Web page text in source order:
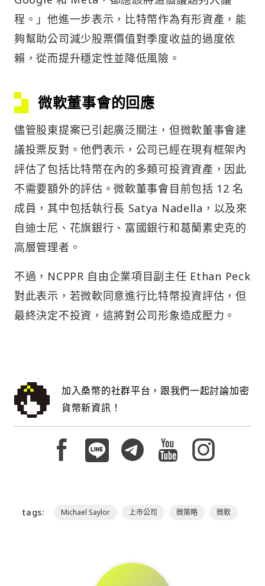
程。」他進一步表示，比特幣作為有形資產，能
夠幫助公司減少股票價值對季度收益的過度依
賴，從而提升穩定性並降低風險。
微軟董事會的回應
儘管股東提案已引起廣泛關注，但微軟董事會建
議投票反對。他們表示，公司已經在現有框架內
評估了包括比特幣在內的多類可投資資產，因此
不需要額外的評估。微軟董事會目前包括 12 名
成員，其中包括執行長 Satya Nadella，以及來
自迪士尼、花旗銀行、富國銀行和葛蘭素史克的
高層管理者。
不過，NCPPR 自由企業項目副主任 Ethan Peck
對此表示，若微軟同意進行比特幣投資評估，但
最終決定不投資，這將對公司形象造成壓力。
加入桑幣的社群平台，跟我們一起討論加密
貨幣新資訊！
tags: Michael Saylor 上市公司 微策略 微軟